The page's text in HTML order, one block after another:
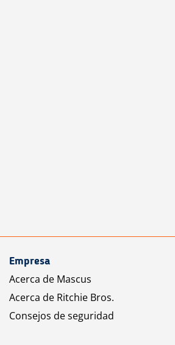
Empresa
Acerca de Mascus
Acerca de Ritchie Bros.
Consejos de seguridad